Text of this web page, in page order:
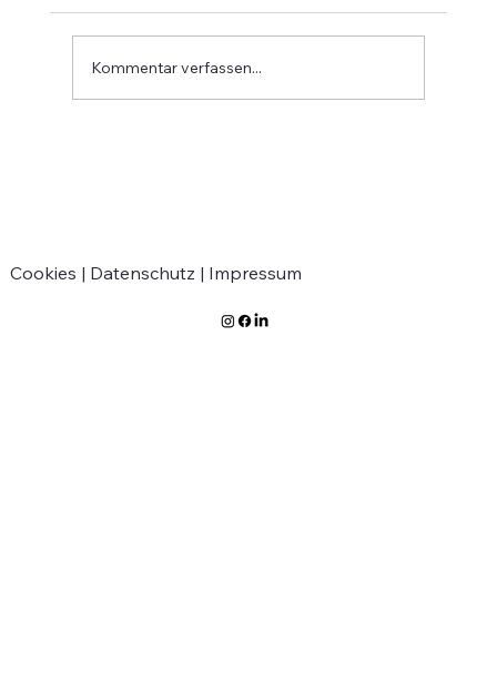
Kommentar verfassen...
Cookies | Datenschutz | Impressum